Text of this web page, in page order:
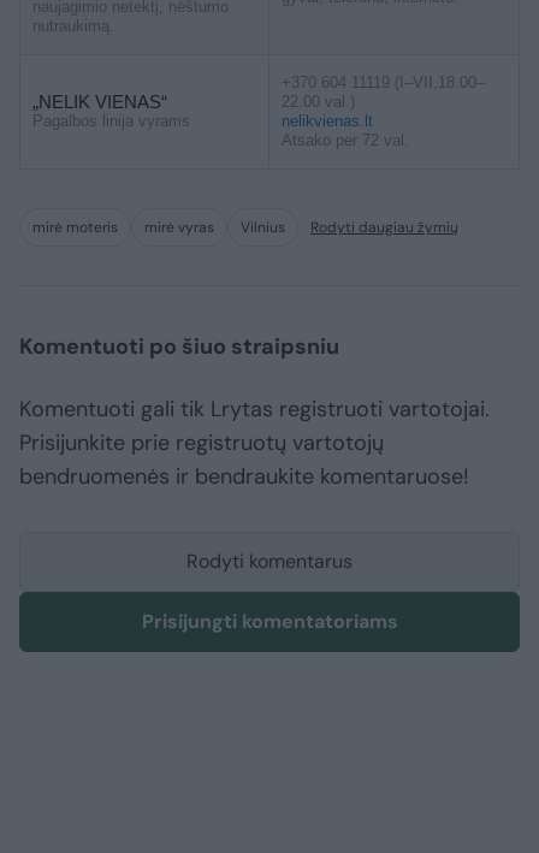
naujagimio netektį, nėštumo
nutraukimą.
„NELIK VIENAS“
Pagalbos linija vyrams
+370 604 11119 (I–VII,18.00–
22.00 val.)
nelikvienas.lt
Atsako per 72 val.
mirė moteris mirė vyras Vilnius Rodyti daugiau žymių
Komentuoti po šiuo straipsniu
Komentuoti gali tik Lrytas registruoti vartotojai.
Prisijunkite prie registruotų vartotojų
bendruomenės ir bendraukite komentaruose!
Rodyti komentarus
Prisijungti komentatoriams